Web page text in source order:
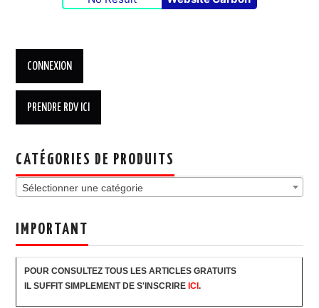
CATÉGORIES DE PRODUITS
Sélectionner une catégorie
IMPORTANT
POUR CONSULTEZ TOUS LES ARTICLES GRATUITS
IL SUFFIT SIMPLEMENT DE S'INSCRIRE ICI.